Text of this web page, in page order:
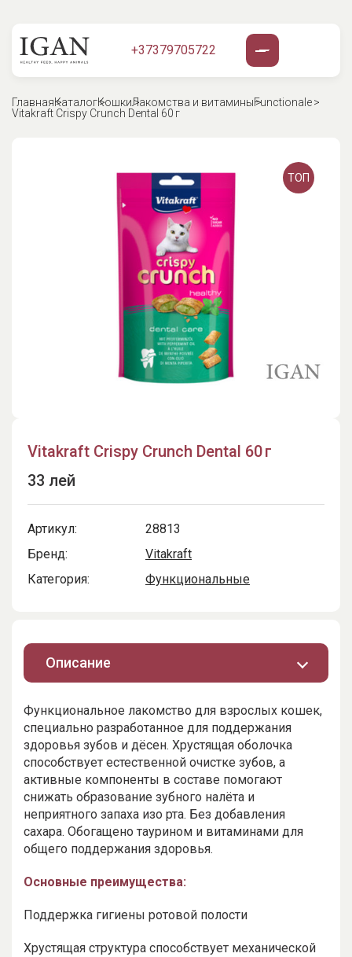
+37379705722
ГлавнаяКаталогКошкиЛакомства и витаминыFunctionale
Vitakraft Crispy Crunch Dental 60 г
ТОП
Vitakraft Crispy Crunch Dental 60 г
33 лей
Артикул:
28813
Бренд:
Vitakraft
Категория:
Функциональные
Описание
Функциональное лакомство для взрослых кошек,
специально разработанное для поддержания
здоровья зубов и дёсен. Хрустящая оболочка
способствует естественной очистке зубов, а
активные компоненты в составе помогают
снижать образование зубного налёта и
неприятного запаха изо рта. Без добавления
сахара. Обогащено таурином и витаминами для
общего поддержания здоровья.
Основные преимущества:
Поддержка гигиены ротовой полости
Хрустящая структура способствует механической